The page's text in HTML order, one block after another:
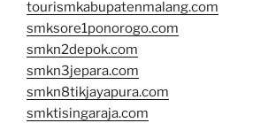
tourismkabupatenmalang.com
smksore1ponorogo.com
smkn2depok.com
smkn3jepara.com
smkn8tikjayapura.com
smktisingaraja.com